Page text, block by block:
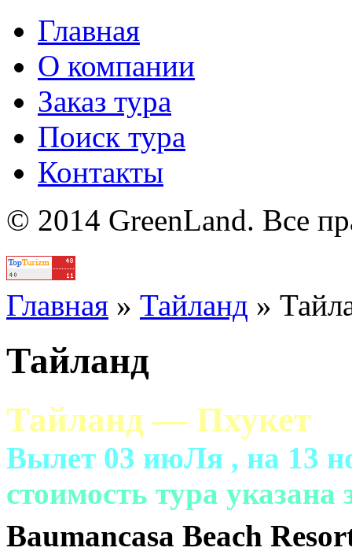
Главная
О компании
Заказ тура
Поиск тура
Контакты
© 2014 GreenLand. Все
Главная » Тайланд »
Тайланд
Тайланд — Пхукет
Вылет 03 июЛя , на 13
cтоимость тура указана
Baumancasa Beach